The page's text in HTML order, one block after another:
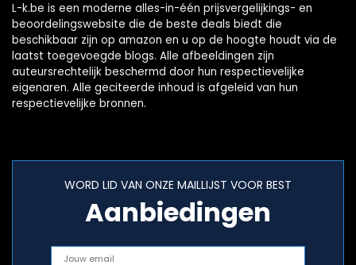
L-k.be is een moderne alles-in-één prijsvergelijkings- en
beoordelingswebsite die de beste deals biedt die
beschikbaar zijn op amazon en u op de hoogte houdt via de
laatst toegevoegde blogs. Alle afbeeldingen zijn
auteursrechtelijk beschermd door hun respectievelijke
eigenaren. Alle geciteerde inhoud is afgeleid van hun
respectievelijke bronnen.
WORD LID VAN ONZE MAILLIJST VOOR BEST
Aanbiedingen